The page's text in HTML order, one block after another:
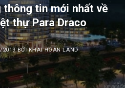
thông tin mới nhất về
thự Para Draco
2019 BỞIKHAI HOAN LAND